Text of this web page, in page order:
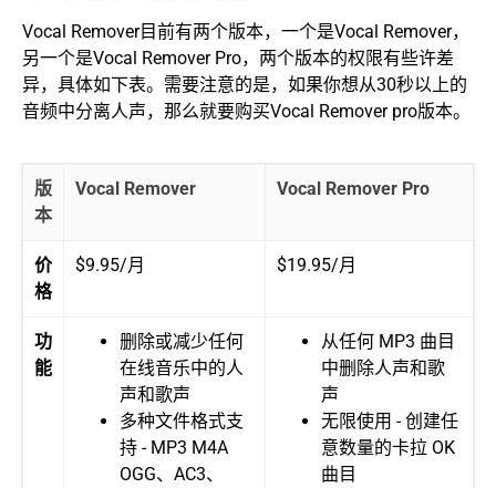
Vocal Remover目前有两个版本，一个是Vocal Remover，
另一个是Vocal Remover Pro，两个版本的权限有些许差
异，具体如下表。需要注意的是，如果你想从30秒以上的
音频中分离人声，那么就要购买Vocal Remover pro版本。
版
本
Vocal Remover Vocal Remover Pro
价
格
$9.95/月 $19.95/月
功
能
删除或减少任何
在线音乐中的人
声和歌声
多种文件格式支
持 - MP3 M4A
OGG、AC3、
从任何 MP3 曲目
中删除人声和歌
声
无限使用 - 创建任
意数量的卡拉 OK
曲目